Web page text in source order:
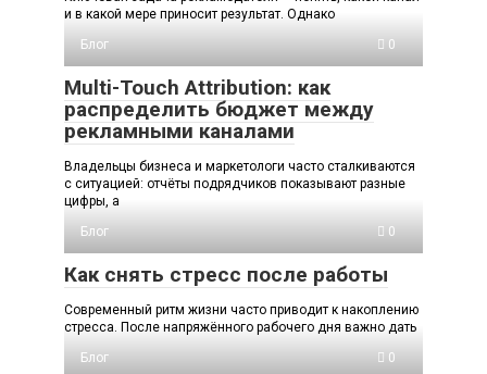
и в какой мере приносит результат. Однако
Блог
0
Multi-Touch Attribution: как
распределить бюджет между
рекламными каналами
Владельцы бизнеса и маркетологи часто сталкиваются
с ситуацией: отчёты подрядчиков показывают разные
цифры, а
Блог
0
Как снять стресс после работы
Современный ритм жизни часто приводит к накоплению
стресса. После напряжённого рабочего дня важно дать
Блог
0